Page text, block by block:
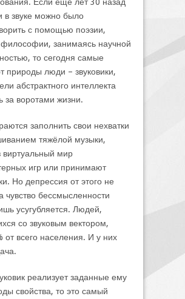
Если еще лет 30 назад
в звуке можно было
с помощью поэзии,
занимаясь научной
то сегодня самые
природы люди – звуковики,
абстрактного интеллекта
за воротами жизни.
заполнить свои нехватки
тяжёлой музыки,
виртуальный мир
игр или принимают
Но депрессия от этого не
чувство бессмысленности
усугубляется. Людей,
со звуковым вектором,
от всего населения. И у них
реализует заданные ему
свойства, то это самый